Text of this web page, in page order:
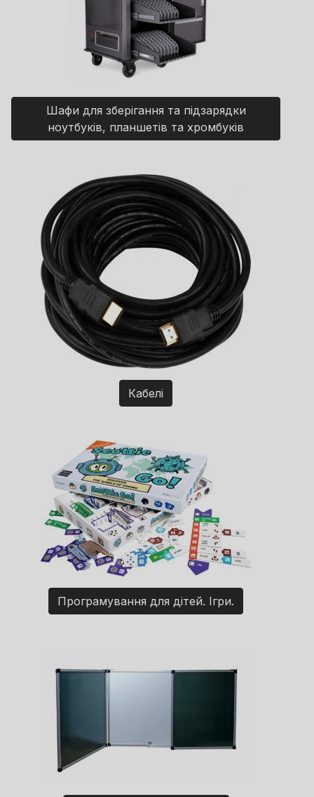
Шафи для зберігання та підзарядки
ноутбуків, планшетів та хромбуків
Кабелі
Програмування для дітей. Ігри.